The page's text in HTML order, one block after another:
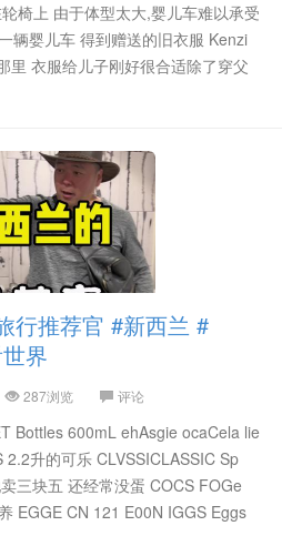
椅上 由于体型太大,婴儿车难以承受
辆婴儿车 得到赠送的旧衣服 Kenzi
里 衣服给儿子刚好很合适除了穿父
行推荐官 #新西兰 #
界
287浏览 评论
Bottles 600mL ehAsgie ocaCela lie
升的可乐 CLVSSICLASSIC Sp
三块五 还经常没蛋 COCS FOGe
EGGE CN 121 E00N IGGS Eggs